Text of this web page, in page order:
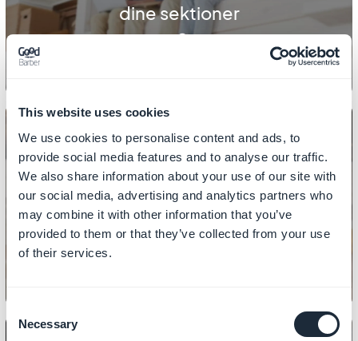
This website uses cookies
We use cookies to personalise content and ads, to
provide social media features and to analyse our traffic.
We also share information about your use of our site with
our social media, advertising and analytics partners who
may combine it with other information that you’ve
provided to them or that they’ve collected from your use
of their services.
Selection
Necessary
dine sektioner
INDHOLD
Sådan tilføjer du links i CMS-
sektioner